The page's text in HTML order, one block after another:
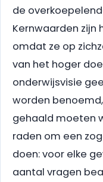
de
Kernwaarden
omdat ze op
van het hoger
onderwijsvisie
worden
gehaald moeten
raden om een
doen: voor elke
aantal vragen